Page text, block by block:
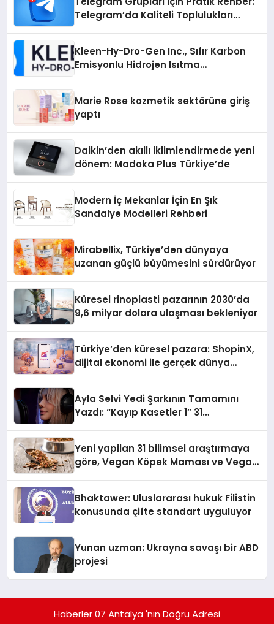
Telegram’da Kaliteli Toplulukları
Kleen-Hy-Dro-Gen Inc., Sıfır Karbon
Emisyonlu Hidrojen Isıtma
Marie Rose kozmetik sektörüne giriş
yaptı
Daikin’den akıllı iklimlendirmede yeni
dönem: Madoka Plus Türkiye’de
Modern İç Mekanlar İçin En Şık
Sandalye Modelleri Rehberi
Mirabellix, Türkiye’den dünyaya
uzanan güçlü büyümesini sürdürüyor
Küresel rinoplasti pazarının 2030’da
9,6 milyar dolara ulaşması bekleniyor
Türkiye’den küresel pazara: ShopinX,
dijital ekonomi ile gerçek dünya
Ayla Selvi Yedi Şarkının Tamamını
Yazdı: “Kayıp Kasetler 1” 31
Yeni yapilan 31 bilimsel araştırmaya
göre, Vegan Köpek Maması ve Vegan
Bhaktawer: Uluslararası hukuk Filistin
konusunda çifte standart uyguluyor
Yunan uzman: Ukrayna savaşı bir ABD
projesi
Haberler 07 Antalya 'nın Doğru Adresi